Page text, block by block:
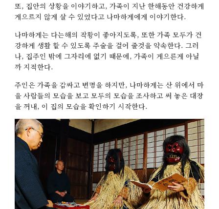
또, 집안의 상황을 이야기하고, 가족이 지난 한해동안 건강하게
게으르지 않게 살 수 있었다고 나마하게에게 이야기한다.
나마하게는 다는해의 작황이 좋아지도록, 또한 가족 모두가 건
강하게 생활 할 수 있도록 주술을 걸어 줄것을 약속한다. 그러
나, 집주인 밖에 그자리에 없기 때문에, 가족이 게으른게 아닐
까 지적한다.
주인은 가족을 감싸고 변명을 하지만, 나마하게는 산 위에서 마
을 사람들의 모습을 보고 모두의 모습을 조사하고 써 놓은 대장
을 꺼내, 이 집의 모습을 확인하기 시작한다.